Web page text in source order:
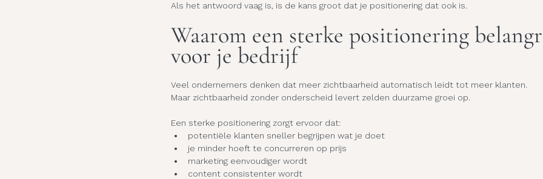
Als het antwoord vaag is, is de kans groot dat je positionering dat ook is.
Waarom een sterke positionering
voor je bedrijf
Veel ondernemers denken dat meer zichtbaarheid automatisch leidt tot meer klanten.
Maar zichtbaarheid zonder onderscheid levert zelden duurzame groei op.
Een sterke positionering zorgt ervoor dat:
potentiële klanten sneller begrijpen wat je doet
je minder hoeft te concurreren op prijs
marketing eenvoudiger wordt
content consistenter wordt